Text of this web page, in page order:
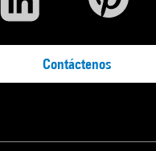
Contáctenos